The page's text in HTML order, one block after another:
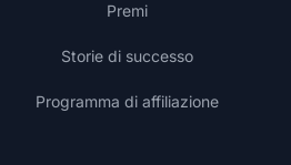
Premi
Storie di successo
Programma di affiliazione